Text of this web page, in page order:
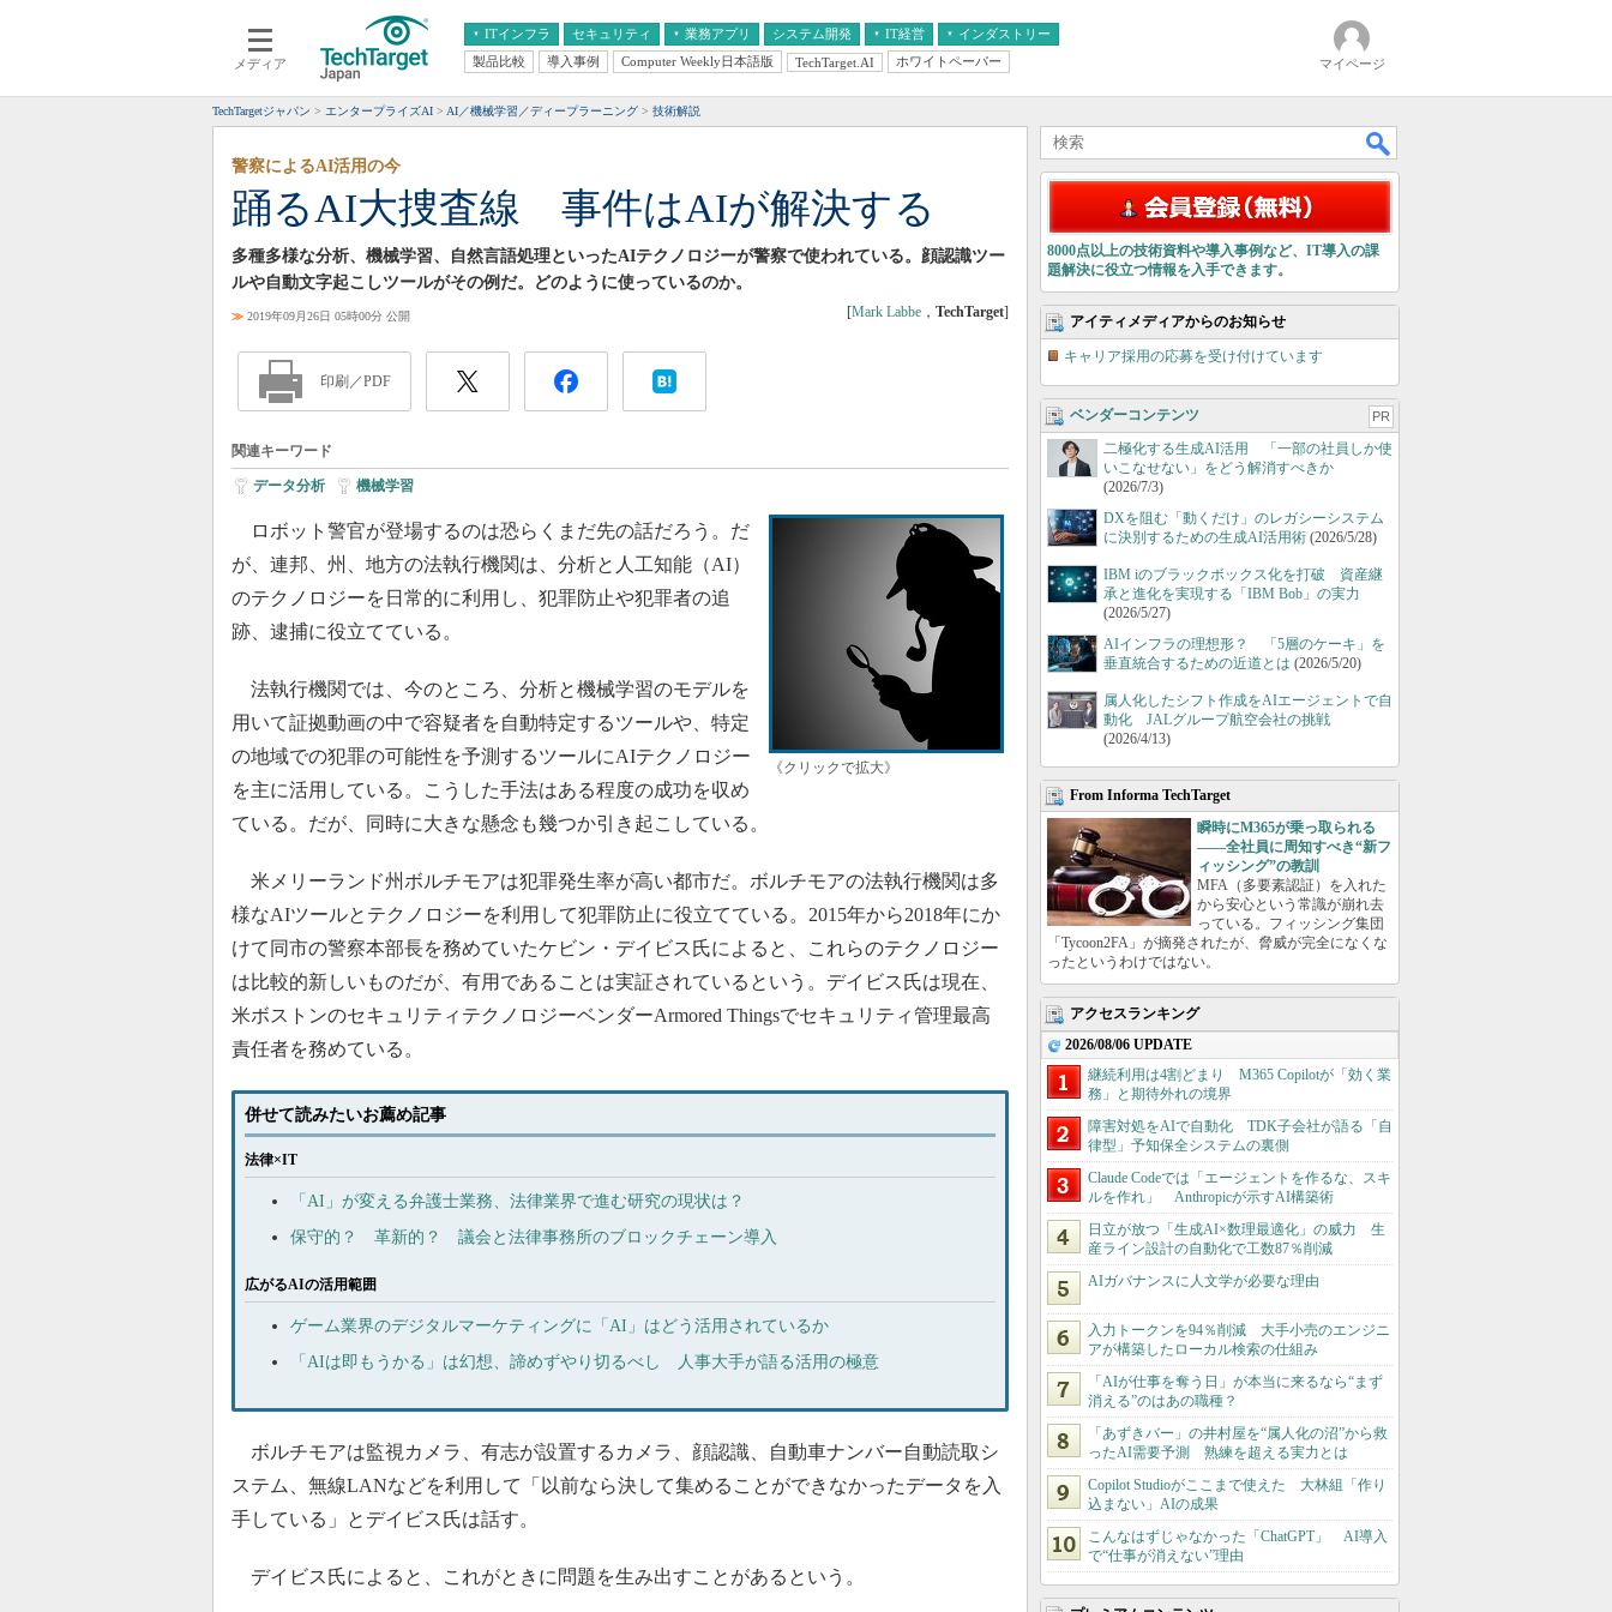
メディア
ITインフラ
クラウド
スマートモバイル
ネットワーク
システム運用管理
セキュリティ 業務アプリ
エンタープライズAI
ERP
情報系システム
システム開発 IT経営
経営とIT
中堅・中小企業とIT
インダストリー
医療IT
製品比較 導入事例 Computer Weekly日本語版 TechTarget.AI ホワイトペーパー マイページ
TechTargetジャパン エンタープライズAI AI／機械学習／ディープラーニング 技術解説
踊るAI大捜査線 事件はAIが解決する
警察によるAI活用の今
多種多様な分析、機械学習、自然言語処理といったAIテクノロジーが警察で使われている。顔認識ツー
ルや自動文字起こしツールがその例だ。どのように使っているのか。
≫ 2019年09月26日 05時00分 公開 [Mark Labbe ， TechTarget]
印刷／PDF
関連キーワード
データ分析 機械学習
《クリックで拡大》
ロボット警官が登場するのは恐らくまだ先の話だろう。だ
が、連邦、州、地方の法執行機関は、分析と人工知能（AI）
のテクノロジーを日常的に利用し、犯罪防止や犯罪者の追
跡、逮捕に役立てている。
法執行機関では、今のところ、分析と機械学習のモデルを
用いて証拠動画の中で容疑者を自動特定するツールや、特定
の地域での犯罪の可能性を予測するツールにAIテクノロジー
を主に活用している。こうした手法はある程度の成功を収め
ている。だが、同時に大きな懸念も幾つか引き起こしている。
米メリーランド州ボルチモアは犯罪発生率が高い都市だ。ボルチモアの法執行機関は多
様なAIツールとテクノロジーを利用して犯罪防止に役立てている。2015年から2018年にか
けて同市の警察本部長を務めていたケビン・デイビス氏によると、これらのテクノロジー
は比較的新しいものだが、有用であることは実証されているという。デイビス氏は現在、
米ボストンのセキュリティテクノロジーベンダーArmored Thingsでセキュリティ管理最高
責任者を務めている。
併せて読みたいお薦め記事
法律×IT
「AI」が変える弁護士業務、法律業界で進む研究の現状は？
保守的？ 革新的？ 議会と法律事務所のブロックチェーン導入
広がるAIの活用範囲
ゲーム業界のデジタルマーケティングに「AI」はどう活用されているか
「AIは即もうかる」は幻想、諦めずやり切るべし 人事大手が語る活用の極意
ボルチモアは監視カメラ、有志が設置するカメラ、顔認識、自動車ナンバー自動読取シ
ステム、無線LANなどを利用して「以前なら決して集めることができなかったデータを入
手している」とデイビス氏は話す。
デイビス氏によると、これがときに問題を生み出すことがあるという。
8000点以上の技術資料や導入事例など、IT導入の課
題解決に役立つ情報を入手できます。
アイティメディアからのお知らせ
キャリア採用の応募を受け付けています
ベンダーコンテンツ PR
二極化する生成AI活用 「一部の社員しか使
いこなせない」をどう解消すべきか
(2026/7/3)
DXを阻む「動くだけ」のレガシーシステム
に決別するための生成AI活用術 (2026/5/28)
IBM iのブラックボックス化を打破 資産継
承と進化を実現する「IBM Bob」の実力
(2026/5/27)
AIインフラの理想形？ 「5層のケーキ」を
垂直統合するための近道とは (2026/5/20)
属人化したシフト作成をAIエージェントで自
動化 JALグループ航空会社の挑戦
(2026/4/13)
From Informa TechTarget
瞬時にM365が乗っ取られる
――全社員に周知すべき“新フ
ィッシング”の教訓
MFA（多要素認証）を入れた
から安心という常識が崩れ去
っている。フィッシング集団
「Tycoon2FA」が摘発されたが、脅威が完全になくな
ったというわけではない。
アクセスランキング
2026/08/06 UPDATE
継続利用は4割どまり M365 Copilotが「効く業
務」と期待外れの境界
障害対処をAIで自動化 TDK子会社が語る「自
律型」予知保全システムの裏側
Claude Codeでは「エージェントを作るな、スキ
ルを作れ」 Anthropicが示すAI構築術
日立が放つ「生成AI×数理最適化」の威力 生
産ライン設計の自動化で工数87％削減
AIガバナンスに人文学が必要な理由
入力トークンを94％削減 大手小売のエンジニ
アが構築したローカル検索の仕組み
「AIが仕事を奪う日」が本当に来るなら“まず
消える”のはあの職種？
「あずきバー」の井村屋を“属人化の沼”から救
ったAI需要予測 熟練を超える実力とは
Copilot Studioがここまで使えた 大林組「作り
込まない」AIの成果
こんなはずじゃなかった「ChatGPT」 AI導入
で“仕事が消えない”理由